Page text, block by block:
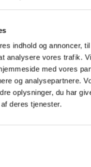
indhold og annoncer,
analysere vores trafik.
med vores
og analysepartnere.
oplysninger, du har
deres tjenester.
som er en
til at skabe et fugefrit